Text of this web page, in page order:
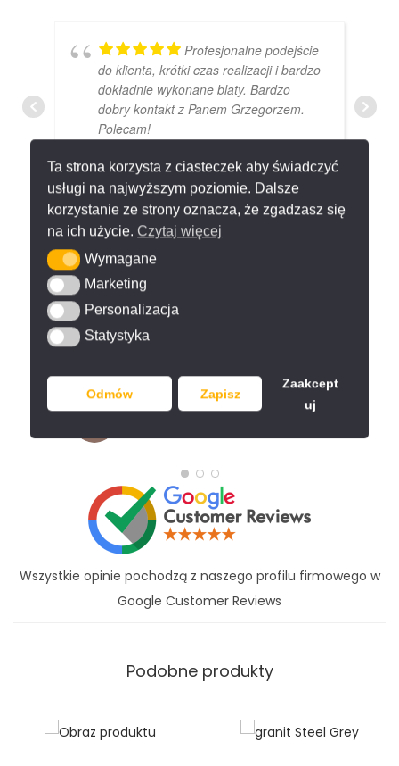
Ta strona korzysta z ciasteczek aby świadczyć
usługi na najwyższym poziomie. Dalsze
korzystanie ze strony oznacza, że zgadzasz się
na ich użycie. Czytaj więcej
WymaganeWymagane
MarketingMarketing
Personalizacja
Personalizacja
StatystykaStatystyka
Odmów Zapisz
Zaakcept
uj
Profesjonalne podejście
do klienta, krótki czas realizacji i bardzo
dokładnie wykonane blaty. Bardzo
dobry kontakt z Panem Grzegorzem.
Polecam!
JAKUB KRUK
2 GRUDNIA 2024
mogę polecić współpracę z firmą.
Dobry kontakt, pomiar oraz montaż
przebiegły dość sprawnie. Polecam.
ZUZ ANNA
Wszystkie opinie pochodzą z naszego profilu firmowego w
Google Customer Reviews
Podobne produkty